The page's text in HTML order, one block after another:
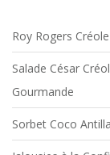
Roy Rogers Créole
Salade César
Gourmande
Sorbet Coco